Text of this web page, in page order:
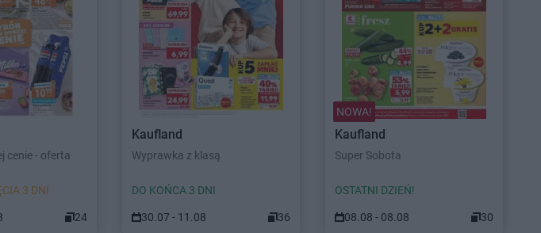
cenie - oferta
3 DNI
24
Kaufland
Wyprawka z klasą
DO KOŃCA 3 DNI
30.07 - 11.08 36
NOWA!
Kaufland
Super Sobota
OSTATNI DZIEŃ!
08.08 - 08.08 30